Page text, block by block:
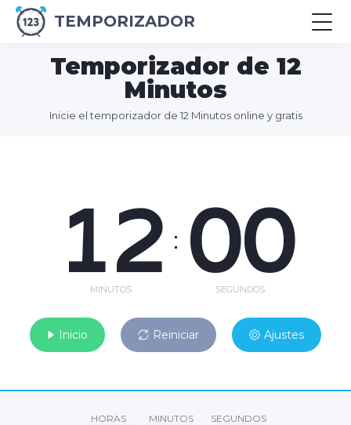
TEMPORIZADOR
Temporizador de 12
Minutos
Inicie el temporizador de 12 Minutos online y gratis
12
MINUTOS
: 00
SEGUNDOS
Inicio Reiniciar Ajustes
HORAS MINUTOS SEGUNDOS